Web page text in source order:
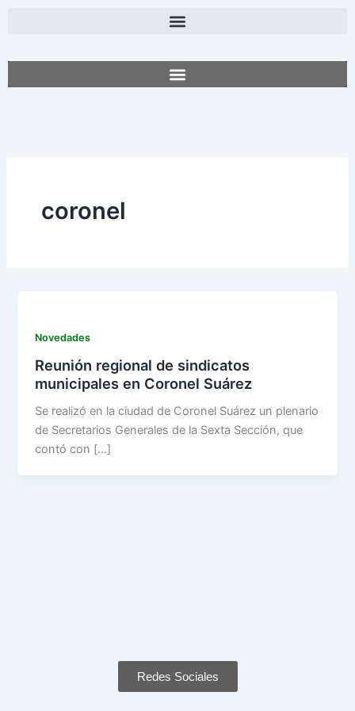
coronel
Novedades
Reunión regional de sindicatos
municipales en Coronel Suárez
Se realizó en la ciudad de Coronel Suárez un plenario
de Secretarios Generales de la Sexta Sección, que
contó con […]
Redes Sociales